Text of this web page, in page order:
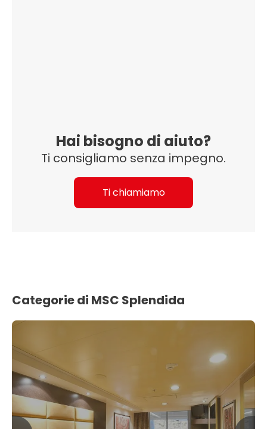
Hai bisogno di aiuto?
Ti consigliamo senza impegno.
Ti chiamiamo
Categorie di MSC Splendida